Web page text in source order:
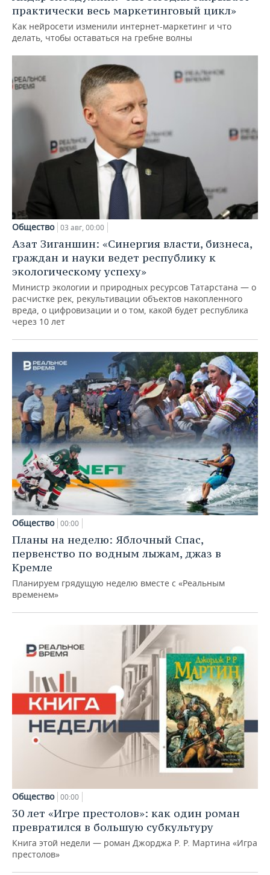
практически весь маркетинговый цикл»
Как нейросети изменили интернет-маркетинг и что
делать, чтобы оставаться на гребне волны
Общество 03 авг, 00:00
Азат Зиганшин: «Синергия власти, бизнеса,
граждан и науки ведет республику к
экологическому успеху»
Министр экологии и природных ресурсов Татарстана — о
расчистке рек, рекультивации объектов накопленного
вреда, о цифровизации и о том, какой будет республика
через 10 лет
Общество 00:00
Планы на неделю: Яблочный Спас,
первенство по водным лыжам, джаз в
Кремле
Планируем грядущую неделю вместе с «Реальным
временем»
Общество 00:00
30 лет «Игре престолов»: как один роман
превратился в большую субкультуру
Книга этой недели — роман Джорджа Р. Р. Мартина «Игра
престолов»